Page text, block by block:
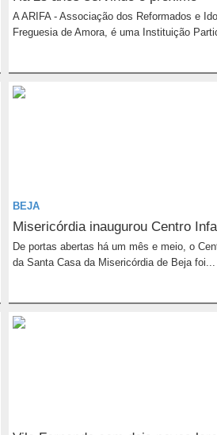
A ARIFA - Associação dos Reformados e
Freguesia de Amora, é uma Instituição
BEJA
Misericórdia inaugurou Centro
De portas abertas há um mês e meio, o
da Santa Casa da Misericórdia de Beja foi...